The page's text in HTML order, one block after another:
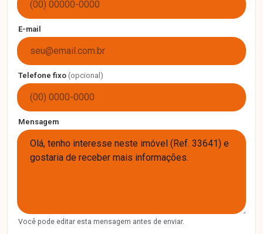
E-mail
Telefone fixo (opcional)
Mensagem
Você pode editar esta mensagem antes de enviar.